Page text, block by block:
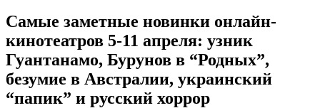
Самые заметные новинки онлайн-
кинотеатров 5-11 апреля: узник
Гуантанамо, Бурунов в “Родных”,
безумие в Австралии, украинский
“папик” и русский хоррор